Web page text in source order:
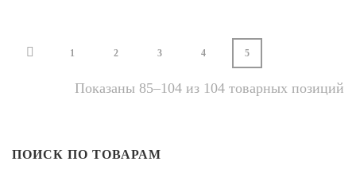
1 2 3 4 5
Показаны 85–104 из 104 товарных позиций
ПОИСК ПО ТОВАРАМ